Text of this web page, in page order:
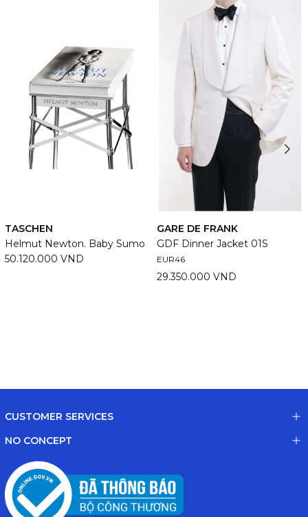
TASCHEN
Helmut Newton. Baby Sumo
50.120.000 VND
GARE DE FRANK
GDF Dinner Jacket 01S
EUR46
29.350.000 VND
CUSTOMER SERVICES
NO CONCEPT